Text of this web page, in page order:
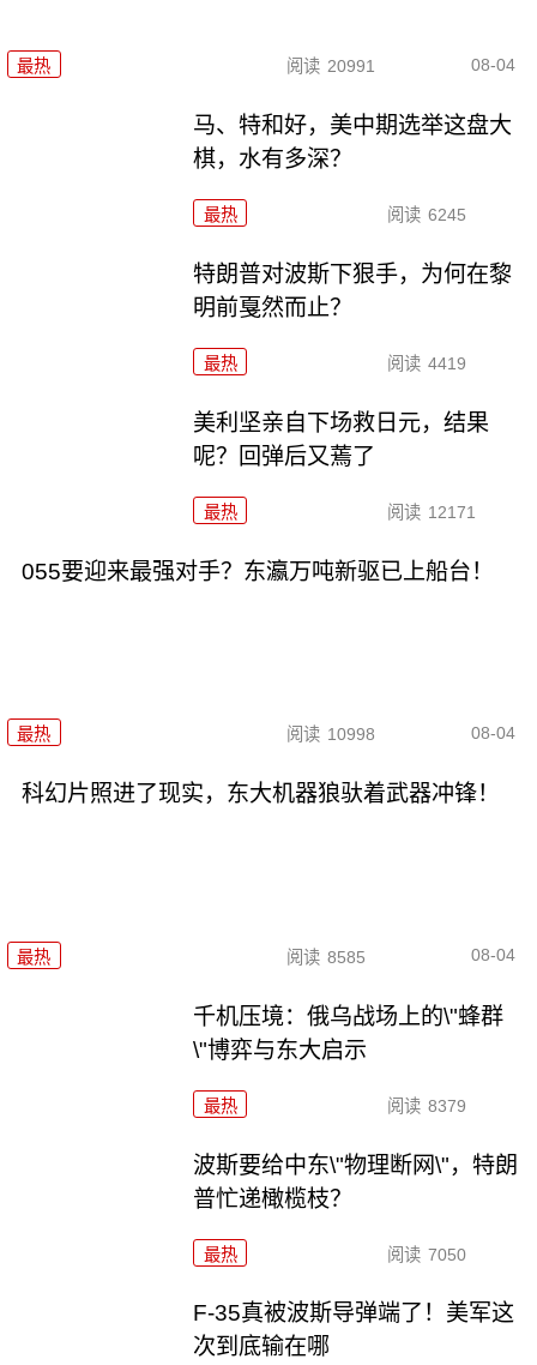
最热 阅读 20991 08-04
马、特和好，美中期选举这盘大
棋，水有多深？
最热 阅读 6245
特朗普对波斯下狠手，为何在黎
明前戛然而止？
最热 阅读 4419
美利坚亲自下场救日元，结果
呢？回弹后又蔫了
最热 阅读 12171
055要迎来最强对手？东瀛万吨新驱已上船台！
最热 阅读 10998 08-04
科幻片照进了现实，东大机器狼驮着武器冲锋！
最热 阅读 8585 08-04
千机压境：俄乌战场上的\"蜂群
\"博弈与东大启示
最热 阅读 8379
波斯要给中东\"物理断网\"，特朗
普忙递橄榄枝？
最热 阅读 7050
F-35真被波斯导弹端了！美军这
次到底输在哪